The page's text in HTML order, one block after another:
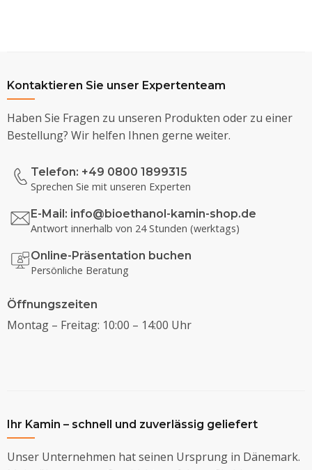
Kontaktieren Sie unser Expertenteam
Haben Sie Fragen zu unseren Produkten oder zu einer
Bestellung? Wir helfen Ihnen gerne weiter.
Telefon: +49 0800 1899315
Sprechen Sie mit unseren Experten
E-Mail: info@bioethanol-kamin-shop.de
Antwort innerhalb von 24 Stunden (werktags)
Online-Präsentation buchen
Persönliche Beratung
Öffnungszeiten
Montag – Freitag: 10:00 – 14:00 Uhr
Ihr Kamin – schnell und zuverlässig geliefert
Unser Unternehmen hat seinen Ursprung in Dänemark.